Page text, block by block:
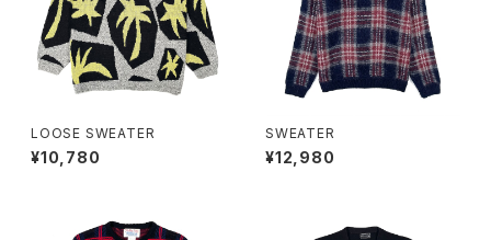
LOOSE SWEATER
¥10,780
SWEATER
¥12,980